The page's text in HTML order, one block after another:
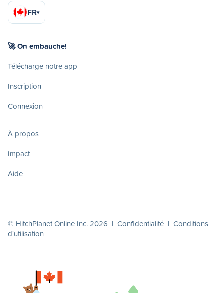
FR▾
🚀 On embauche!
Télécharge notre app
Inscription
Connexion
À propos
Impact
Aide
© HitchPlanet Online Inc. 2026 | Confidentialité | Conditions
d'utilisation